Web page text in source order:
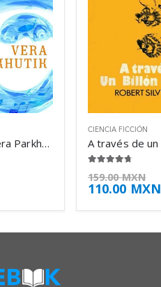
Aquamarine – Vera Parkhutik
CIENCIA FICCIÓN
159.00MXN
110.00 MXN